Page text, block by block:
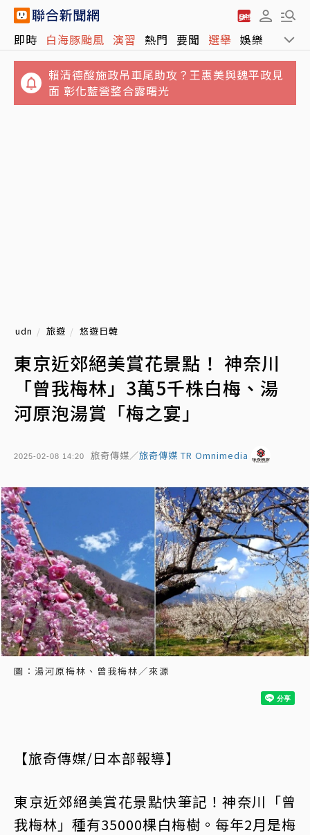
即時 白海豚颱風 演習 熱門 要聞 選舉 娛樂 運動
賴清德酸施政吊車尾助攻？王惠美與魏平政見
面 彰化藍營整合露曙光
udn 旅遊 悠遊日韓
東京近郊絕美賞花景點！ 神奈川
「曾我梅林」3萬5千株白梅、湯
河原泡湯賞「梅之宴」
2025-02-08 14:20 旅奇傳媒／旅奇傳媒 TR Omnimedia
圖：湯河原梅林、曾我梅林／來源
【旅奇傳媒/日本部報導】
東京近郊絕美賞花景點快筆記！神奈川「曾
我梅林」種有35000棵白梅樹。每年2月是梅